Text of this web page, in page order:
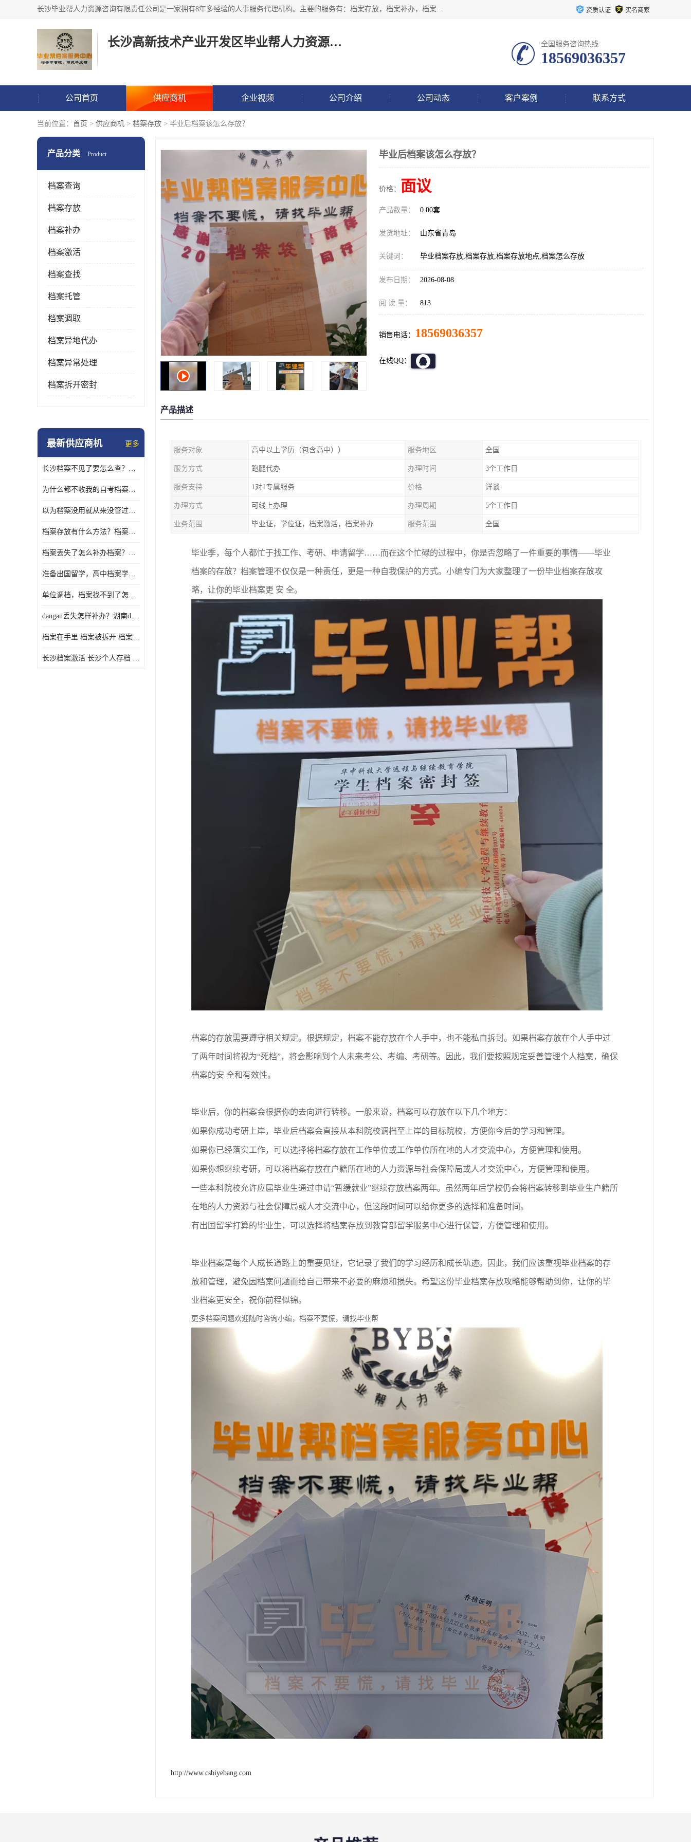
长沙毕业帮人力资源咨询有限责任公司是一家拥有8年多经验的人事服务代理机构。主要的服务有：档案存放，档案补办，档案激活，档案查询，档案查找，档案托管，档案调取，档案异地代办，档案异常处理 等；提供毕业档案处理、人事档案服务、商务代理代办、个人档案等服务，同时办事过程全程与客户沟通，确保真实、安全、可靠！ 资质认证 实名商家
长沙高新技术产业开发区毕业帮人力资源咨询有限责任公司 全国服务咨询热线:
18569036357
公司首页 供应商机 企业视频 公司介绍 公司动态 客户案例 联系方式
当前位置： 首页 > 供应商机 > 档案存放 > 毕业后档案该怎么存放？
产品分类 Product
档案查询
档案存放
档案补办
档案激活
档案查找
档案托管
档案调取
档案异地代办
档案异常处理
档案拆开密封
最新供应商机 更多
长沙档案不见了要怎么查？档案查询 档案补办
为什么都不收我的自考档案？自考档案怎么存档？
以为档案没用就从来没管过，现在要用档案该怎么办？
档案存放有什么方法？档案在手里为什么不能用
档案丢失了怎么补办档案？湖南档案补办 档案补办方法
准备出国留学，高中档案学校发给我了怎么办？
单位调档，档案找不到了怎么办？
dangan丢失怎样补办？湖南dangan丢失补办流程介绍！
档案在手里 档案被拆开 档案补办 档案问题一站式服务
长沙档案激活 长沙个人存档 长沙档案存档
毕业后档案该怎么存放？
价格： 面议
产品数量： 0.00套
发货地址： 山东省青岛
关键词： 毕业档案存放,档案存放,档案存放地点,档案怎么存放
发布日期： 2026-08-08
阅 读 量： 813
销售电话： 18569036357
在线QQ：
产品描述
服务对象 高中以上学历（包含高中）） 服务地区 全国
服务方式 跑腿代办 办理时间 3个工作日
服务支持 1对1专属服务 价格 详谈
办理方式 可线上办理 办理周期 5个工作日
业务范围 毕业证，学位证，档案激活，档案补办 服务范围 全国
毕业季，每个人都忙于找工作、考研、申请留学……而在这个忙碌的过程中，你是否忽略了一件重要的事情——毕业
档案的存放？档案管理不仅仅是一种责任，更是一种自我保护的方式。 小编专门 为大家整理了一份毕业档案存放攻
略，让你的毕业档案更 安 全。
档案的存放需要遵守相关规定。根据规定，档案不能存放在个人手中，也不能私自拆封。如果档案存放在个人手中过
了两年时间将视为“死档”，将会影响到个人未来考公、考编、考研等。因此，我们要按照规定妥善管理个人档案，确保
档案的安 全和有效性。
毕业后，你的档案会根据你的去向进行转移。一般来说，档案可以存放在以下几个地方：
如果你成功考研上岸，毕业后档案会直接从本科院校调档至上岸的目标院校，方便你今后的学习和管理。
如果你已经落实工作，可以选择将档案存放在工作单位或工作单位所在地的人才交流中心，方便管理和使用。
如果你想继续考研，可以将档案存放在户籍所在地的人力资源与社会保障局或人才交流中心，方便管理和使用。
一些本科院校允许应届毕业生通过申请“暂缓就业”继续存放档案两年。虽然两年后学校仍会将档案转移到毕业生户籍所
在地的人力资源与社会保障局或人才交流中心，但这段时间可以给你更多的选择和准备时间。
有出国留学打算的毕业生，可以选择将档案存放到教育部留学服务中心进行保管，方便管理和使用。
毕业档案是每个人成长道路上的重要见证，它记录了我们的学习经历和成长轨迹。因此，我们应该重视毕业档案的存
放和管理，避免因档案问题而给自己带来不必要的麻烦和损失。希望这份毕业档案存放攻略能够帮助到你，让你的毕
业档案更安全， 祝你前程似锦。
更多档案问题欢迎随时咨询小编，档案不要慌，请找毕业帮
http://www.csbiyebang.com